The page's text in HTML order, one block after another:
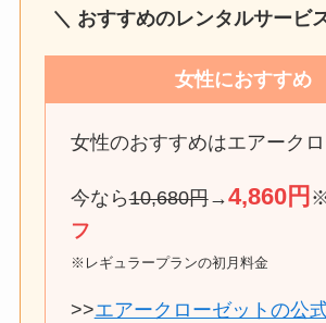
＼ おすすめのレンタルサービ
女性におすすめ
女性のおすすめはエアーク
今なら10,680円→4,860円
フ
※レギュラープランの初月料金
>>エアークローゼットの公